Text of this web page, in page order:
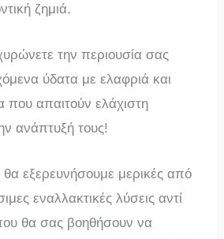
ζημιά.
την περιουσία σας
ύδατα με ελαφριά και
που απαιτούν ελάχιστη
ανάπτυξή τους!
εξερευνήσουμε μερικές από
εναλλακτικές λύσεις αντί
θα σας βοηθήσουν να